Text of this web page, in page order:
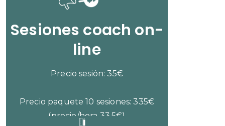
Sesiones coach on-
line
Precio sesión: 35€
Precio paquete 10 sesiones: 335€
(precio/hora 33,5€)